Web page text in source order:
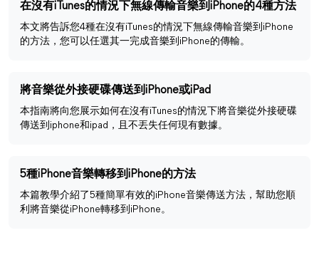
在沒有iTunes的情況下無線傳輸音樂到iPhone的4種方法
本文將告訴您4種在沒有iTunes的情況下無線傳輸音樂到iPhone
的方法，您可以任選其一完成音樂到iPhone的傳輸。
將音樂從外接硬碟傳送到iPhone或iPad
本指南將向您展示如何在沒有iTunes的情況下將音樂從外接硬碟
傳送到iphone和ipad，且不丟失任何現有數據。
5種iPhone音樂轉移到iPhone的方法
本篇教學介紹了5種簡單有效的iPhone音樂傳送方法，幫助您順
利將音樂從iPhone轉移到iPhone。